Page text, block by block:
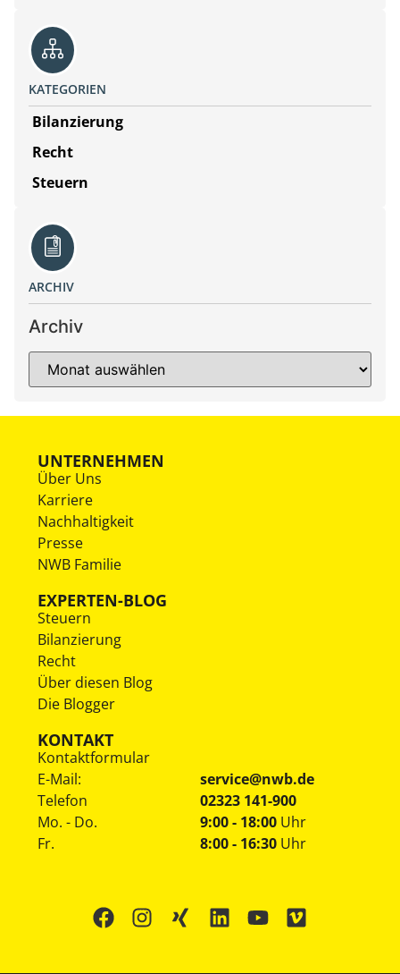
KATEGORIEN
Bilanzierung
Recht
Steuern
ARCHIV
Archiv
UNTERNEHMEN
Über Uns
Karriere
Nachhaltigkeit
Presse
NWB Familie
EXPERTEN-BLOG
Steuern
Bilanzierung
Recht
Über diesen Blog
Die Blogger
KONTAKT
Kontaktformular
E-Mail:
service@nwb.de
Telefon
02323 141-900
Mo. - Do.
Fr.
9:00 - 18:00 Uhr
8:00 - 16:30 Uhr